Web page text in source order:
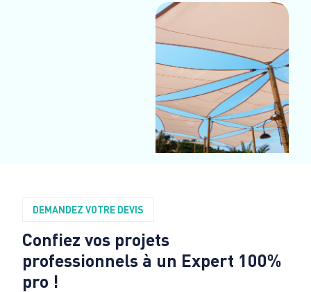
DEMANDEZ VOTRE DEVIS
Confiez vos projets
professionnels à un Expert 100%
pro !